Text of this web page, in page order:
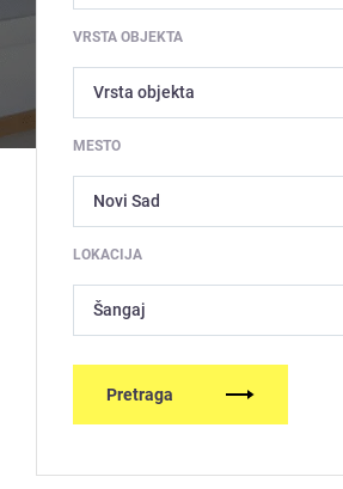
VRSTA OBJEKTA
MESTO
LOKACIJA
Šangaj
Pretraga